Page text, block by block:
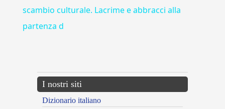
scambio culturale. Lacrime e abbracci alla
partenza d
I nostri siti
Dizionario italiano